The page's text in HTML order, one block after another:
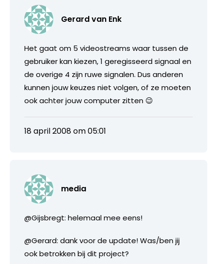
Gerard van Enk
Het gaat om 5 videostreams waar tussen de
gebruiker kan kiezen, 1 geregisseerd signaal en
de overige 4 zijn ruwe signalen. Dus anderen
kunnen jouw keuzes niet volgen, of ze moeten
ook achter jouw computer zitten 😉
18 april 2008 om 05:01
media
@Gijsbregt: helemaal mee eens!
@Gerard: dank voor de update! Was/ben jij
ook betrokken bij dit project?